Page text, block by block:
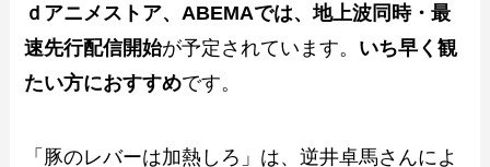
ｄアニメストア、ABEMAでは、地上波同時・最
速先行配信開始が予定されています。 いち早く観
たい方におすすめです。
「豚のレバーは加熱しろ」は、逆井卓馬さんによ